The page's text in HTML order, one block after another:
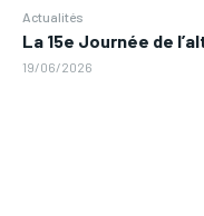
Actualités
La 15e Journée de
19/06/2026